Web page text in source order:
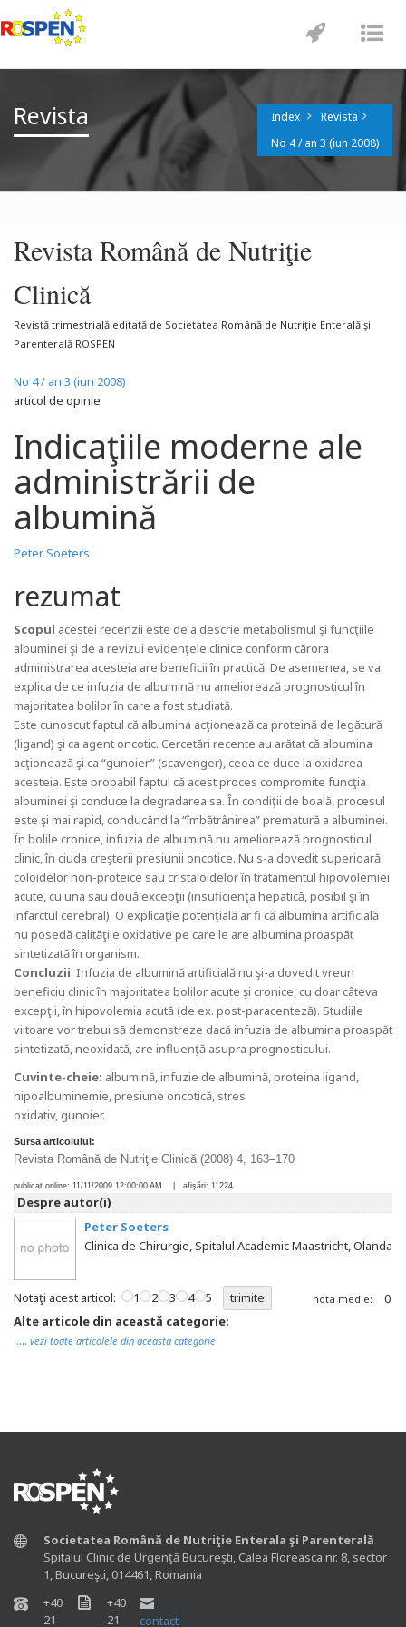
Revista Index
Revista
No 4 / an 3 (iun 2008)
Revista Română de Nutriţie
Clinică
Revistă trimestrială editată de Societatea Română de Nutriţie Enterală şi
Parenterală ROSPEN
No 4 / an 3 (iun 2008)
articol de opinie
Indicaţiile moderne ale
administrării de
albumină
Peter Soeters
rezumat
Scopul acestei recenzii este de a descrie metabolismul şi funcţiile
albuminei şi de a revizui evidenţele clinice conform cărora
administrarea acesteia are beneficii în practică. De asemenea, se va
explica de ce infuzia de albumină nu ameliorează prognosticul în
majoritatea bolilor în care a fost studiată.
Este cunoscut faptul că albumina acţionează ca proteină de legătură
(ligand) şi ca agent oncotic. Cercetări recente au arătat că albumina
acţionează şi ca “gunoier” (scavenger), ceea ce duce la oxidarea
acesteia. Este probabil faptul că acest proces compromite funcţia
albuminei şi conduce la degradarea sa. În condiţii de boală, procesul
este şi mai rapid, conducând la “îmbătrânirea” prematură a albuminei.
În bolile cronice, infuzia de albumină nu ameliorează prognosticul
clinic, în ciuda creşterii presiunii oncotice. Nu s-a dovedit superioară
coloidelor non-proteice sau cristaloidelor în tratamentul hipovolemiei
acute, cu una sau două excepţii (insuficienţa hepatică, posibil şi în
infarctul cerebral). O explicaţie potenţială ar fi că albumina artificială
nu posedă calităţile oxidative pe care le are albumina proaspăt
sintetizată în organism.
Concluzii. Infuzia de albumină artificială nu şi-a dovedit vreun
beneficiu clinic în majoritatea bolilor acute şi cronice, cu doar câteva
excepţii, în hipovolemia acută (de ex. post-paracenteză). Studiile
viitoare vor trebui să demonstreze dacă infuzia de albumina proaspăt
sintetizată, neoxidată, are influenţă asupra prognosticului.
Cuvinte-cheie: albumină, infuzie de albumină, proteina ligand,
hipoalbuminemie, presiune oncotică, stres
oxidativ, gunoier.
Sursa articolului:
Revista Română de Nutriţie Clinică (2008) 4, 163–170
publicat online: 11/11/2009 12:00:00 AM | afişări: 11224
Despre autor(i)
Peter Soeters
Clinica de Chirurgie, Spitalul Academic Maastricht, Olanda
Notaţi acest articol: 1 2 3 4 5 nota medie:
0
Alte articole din această categorie:
..... vezi toate articolele din aceasta categorie
Societatea Română de Nutriţie Enterala şi Parenterală
Spitalul Clinic de Urgenţă Bucureşti, Calea Floreasca nr. 8, sector
1, Bucureşti, 014461, Romania
+40
21
+40
21
contact